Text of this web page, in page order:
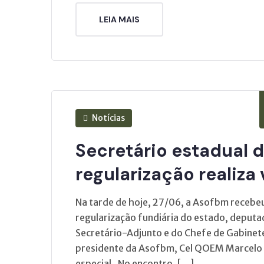
LEIA MAIS
Notícias
Secretário estadual
regularização
Na tarde de hoje, 27/06, a Asofbm
regularização fundiária do estado,
Secretário-Adjunto e do Chefe de
presidente da Asofbm, Cel QOEM